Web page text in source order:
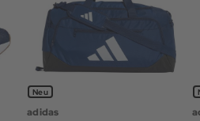
Neu
adidas